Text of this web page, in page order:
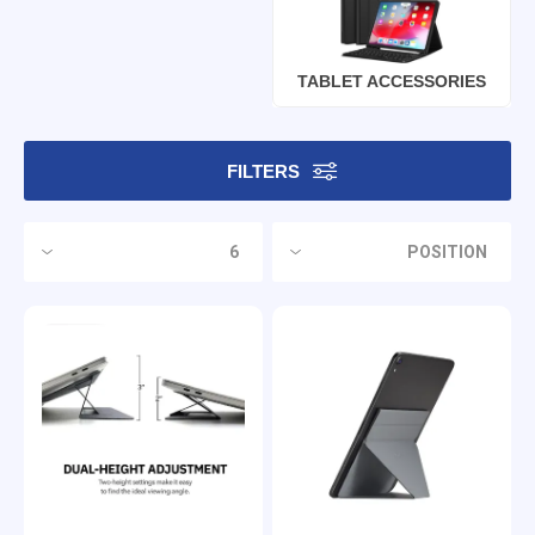
TABLET ACCESSORIES
FILTERS